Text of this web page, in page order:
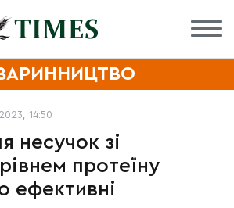
14:50
несучок зі
протеїну
ефективні